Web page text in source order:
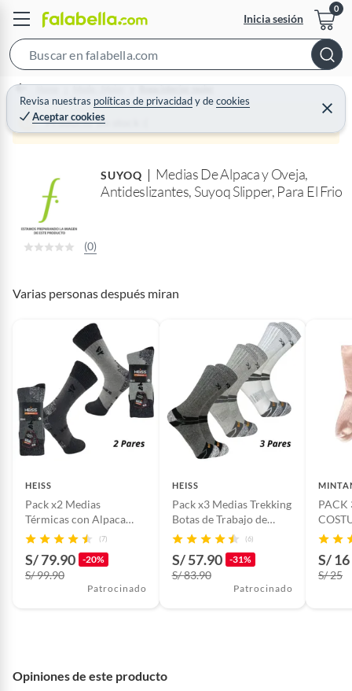
Inicia sesión
e
a
c
B
a
Revisa nuestras políticas de privacidadydecookies
Aceptar cookies
C
e
r
Home Moda - Mujer Ropa interior mujer
Producto sin stock :(
SUYOQ
Medias De Alpaca y Oveja,
Antideslizantes, Suyoq Slipper, Para El Frio
(0)
Varias personas después miran
HEISS
Pack x2 Medias
Térmicas con Alpaca
Reforzadas Heiss Unisex
Trabajo
(7)
S/ 79.90 -20%
S/ 99.90
Patrocinado
HEISS
Pack x3 Medias Trekking
Botas de Trabajo de
Algodón Reforzadas
(6)
S/ 57.90 -31%
S/ 83.90
Patrocinado
PACK
COSTURA
S/ 16
S/ 25
Opiniones de este producto